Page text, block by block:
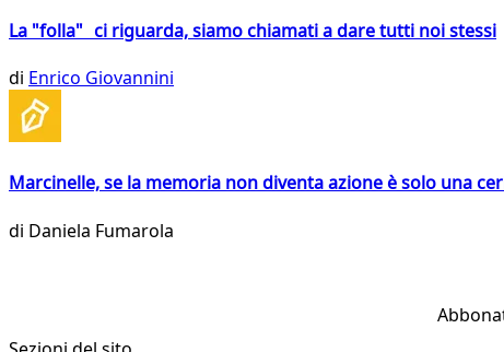
La "folla" ci riguarda, siamo chiamati a dare tutti noi stessi
di Enrico Giovannini
Marcinelle, se la memoria non diventa azione è solo una
di Daniela Fumarola